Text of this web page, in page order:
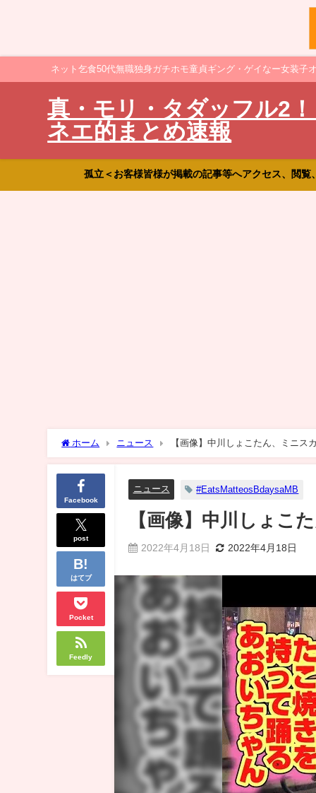
ネット乞食50代無職独身ガチホモ童貞ギング・ゲイなー女装
真・モリ・タダッフル2
ネエ的まとめ速報
孤立＜お客様皆様が掲載の記事等へアクセス、閲
ホーム ニュース 【画像】中川しょこたん、ミニス
Facebook
post
はてブ
Pocket
Feedly
ニュース #EatsMatteosBdaysaMB
【画像】中川しょこ
2022年4月18日 2022年4月18日